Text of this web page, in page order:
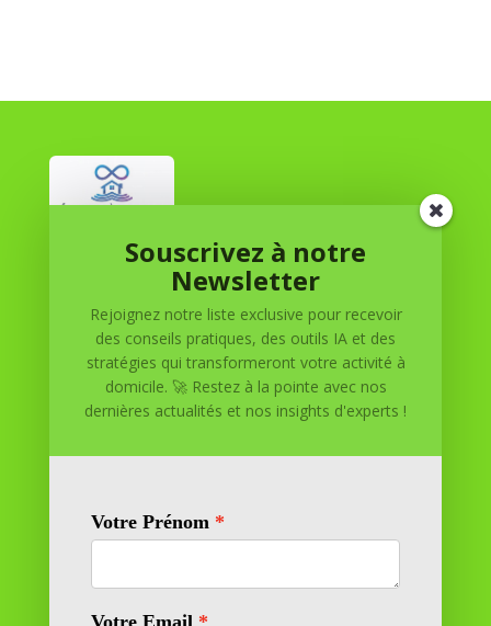
Réussite à Domicile
Réussite à Domicile est votre partenaire de confiance
pour atteindre vos objectifs depuis le confort de votre
maison. Nous offrons des solutions personnalisées pour
vous aider à réussir.
11 rue Richelieu
69100 VILLEURBANNE
Souscrivez à notre
Newsletter
Rejoignez notre liste exclusive pour recevoir
des conseils pratiques, des outils IA et des
stratégies qui transformeront votre activité à
domicile. 🚀 Restez à la pointe avec nos
dernières actualités et nos insights d'experts !